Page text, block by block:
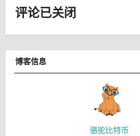
评论已关闭
博客信息
骆驼比特币